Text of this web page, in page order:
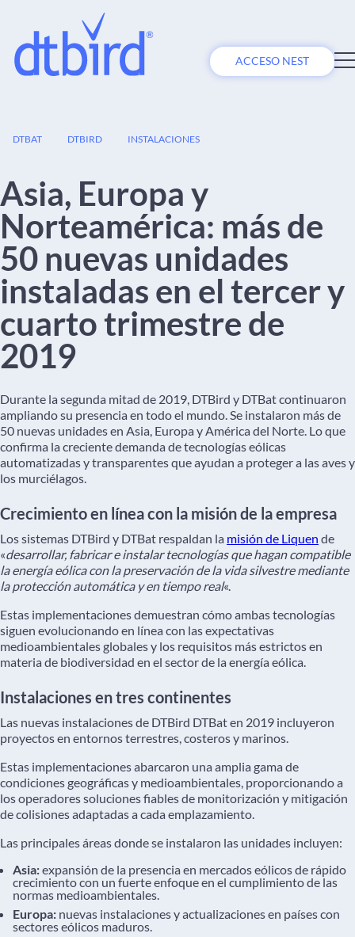
ACCESO NEST
DTBAT DTBIRD INSTALACIONES
Asia, Europa y
Norteamérica: más de
50 nuevas unidades
instaladas en el tercer y
cuarto trimestre de
2019
Durante la segunda mitad de 2019, DTBird y DTBat continuaron
ampliando su presencia en todo el mundo. Se instalaron más de
50 nuevas unidades en Asia, Europa y América del Norte. Lo que
confirma la creciente demanda de tecnologías eólicas
automatizadas y transparentes que ayudan a proteger a las aves y
los murciélagos.
Crecimiento en línea con la misión de la empresa
Los sistemas DTBird y DTBat respaldan la misión de Liquen de
«desarrollar, fabricar e instalar tecnologías que hagan compatible
la energía eólica con la preservación de la vida silvestre mediante
la protección automática y en tiempo real«.
Estas implementaciones demuestran cómo ambas tecnologías
siguen evolucionando en línea con las expectativas
medioambientales globales y los requisitos más estrictos en
materia de biodiversidad en el sector de la energía eólica.
Instalaciones en tres continentes
Las nuevas instalaciones de DTBird DTBat en 2019 incluyeron
proyectos en entornos terrestres, costeros y marinos.
Estas implementaciones abarcaron una amplia gama de
condiciones geográficas y medioambientales, proporcionando a
los operadores soluciones fiables de monitorización y mitigación
de colisiones adaptadas a cada emplazamiento.
Las principales áreas donde se instalaron las unidades incluyen:
Asia:expansión de la presencia en mercados eólicos de rápido
crecimiento con un fuerte enfoque en el cumplimiento de las
normas medioambientales.
Europa: nuevas instalaciones y actualizaciones en países con
sectores eólicos maduros.